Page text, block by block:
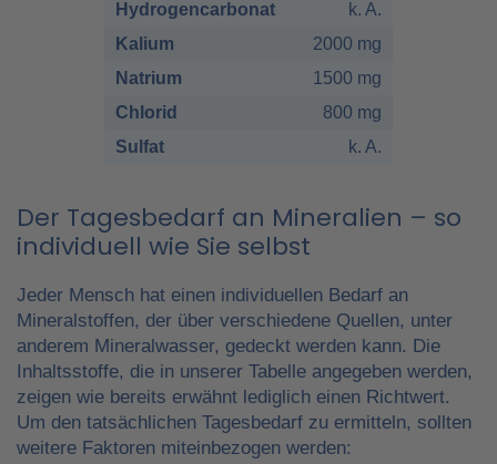
Hydrogencarbonat
k. A.
Kalium
2000 mg
Natrium
1500 mg
Chlorid
800 mg
Sulfat
k. A.
Der Tagesbedarf an Mineralien – so
individuell wie Sie selbst
Jeder Mensch hat einen individuellen Bedarf an
Mineralstoffen, der über verschiedene Quellen, unter
anderem Mineralwasser, gedeckt werden kann. Die
Inhaltsstoffe, die in unserer Tabelle angegeben werden,
zeigen wie bereits erwähnt lediglich einen Richtwert.
Um den tatsächlichen Tagesbedarf zu ermitteln, sollten
weitere Faktoren miteinbezogen werden: